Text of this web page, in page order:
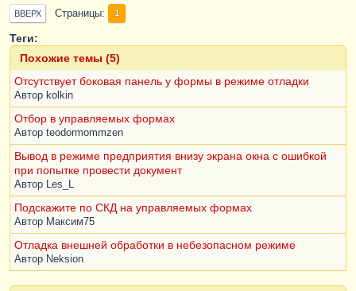
ВВЕРХ Страницы 1
Теги:
Похожие темы (5)
Отсутствует боковая панель у формы в режиме отладки
Автор kolkin
Отбор в управляемых формах
Автор teodormommzen
Вывод в режиме предприятия внизу экрана окна с ошибкой
при попытке провести документ
Автор Les_L
Подскажите по СКД на управляемых формах
Автор Максим75
Отладка внешней обработки в небезопасном режиме
Автор Neksion